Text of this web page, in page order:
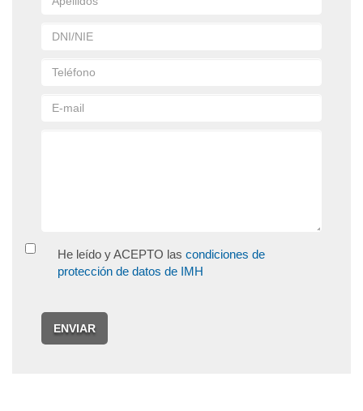
He leído y ACEPTO las condiciones de
protección de datos de IMH
ENVIAR